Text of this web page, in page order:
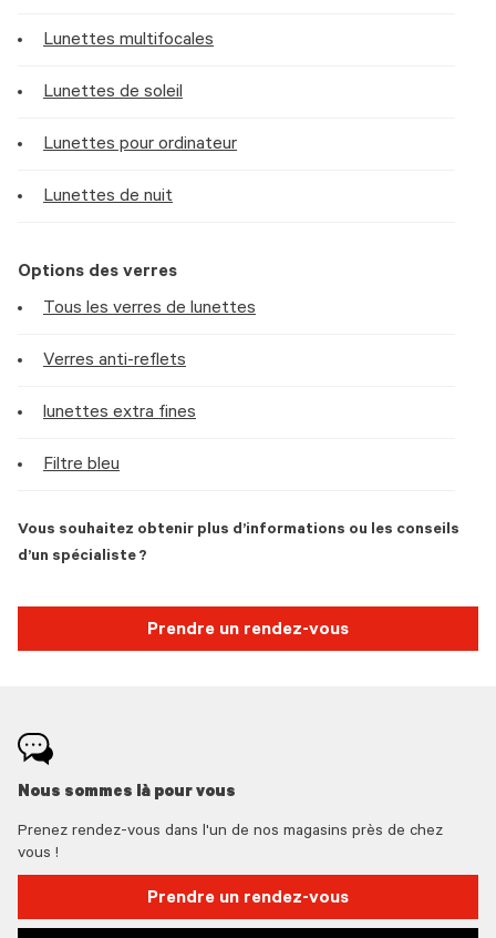
Lunettes multifocales
Lunettes de soleil
Lunettes pour ordinateur
Lunettes de nuit
Options des verres
Tous les verres de lunettes
Verres anti-reflets
lunettes extra fines
Filtre bleu
Vous souhaitez obtenir plus d’informations ou les conseils
d’un spécialiste ?
Prendre un rendez-vous
Nous sommes là pour vous
Prenez rendez-vous dans l'un de nos magasins près de chez
vous !
Prendre un rendez-vous